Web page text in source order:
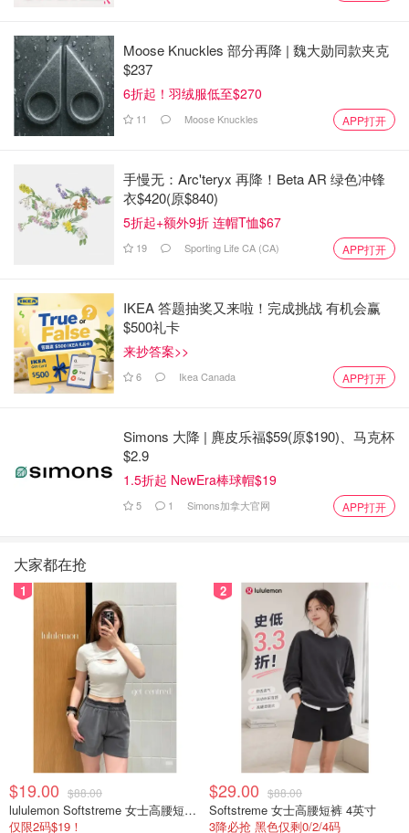
Moose Knuckles 部分再降 | 魏大勋同款夹克
$237
6折起！羽绒服低至$270
11 Moose Knuckles APP打开
手慢无：Arc'teryx 再降！Beta AR 绿色冲锋
衣$420(原$840)
5折起+额外9折 连帽T恤$67
19 Sporting Life CA (CA) APP打开
IKEA 答题抽奖又来啦！完成挑战 有机会赢
$500礼卡
来抄答案>>
6 Ikea Canada APP打开
Simons 大降 | 麂皮乐福$59(原$190)、马克杯
$2.9
1.5折起 NewEra棒球帽$19
5 1 Simons加拿大官网 APP打开
大家都在抢
1
$19.00 $88.00
lululemon Softstreme 女士高腰短裤 10cm
仅限2码$19！
2
$29.00 $88.00
Softstreme 女士高腰短裤 4英寸
3降必抢 黑色仅剩0/2/4码